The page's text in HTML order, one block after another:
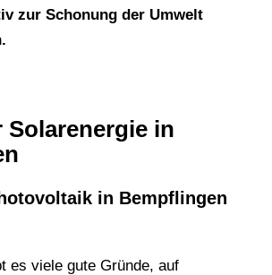
zur Schonung der Umwelt
Solarenergie in
in Bempflingen
es viele gute Gründe, auf